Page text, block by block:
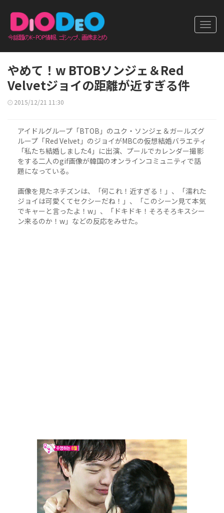
やめて！w BTOBソンジェ＆Red
Velvetジョイの距離が近すぎる件
2015/12/21 11:30
アイドルグループ「BTOB」のユク・ソンジェ＆ガールズグ
ループ「Red Velvet」のジョイがMBCの仮想結婚バラエティ
「私たち結婚しました4」に出演、プールでカレンダー撮影
をする二人のgif画像が韓国のオンラインコミュニティで話
題になっている。
画像を見たネチズンは、「何これ！近すぎる！」、「濡れた
ジョイは可愛くてセクシーだね！」、「このシーン見て本気
でキャーと言ったよ！w」、「ドキドキ！そろそろキスシー
ン来るのか！w」などの反応をみせた。